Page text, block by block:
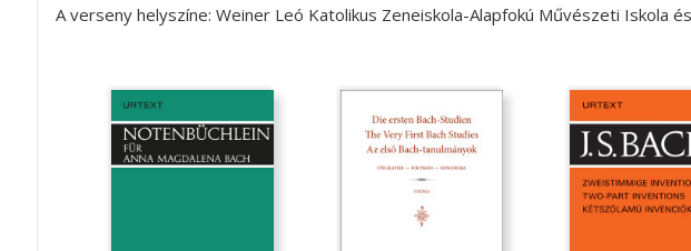
A verseny helyszíne: Weiner Leó Katolikus Zeneiskola-Alapfokú Művészeti Iskola